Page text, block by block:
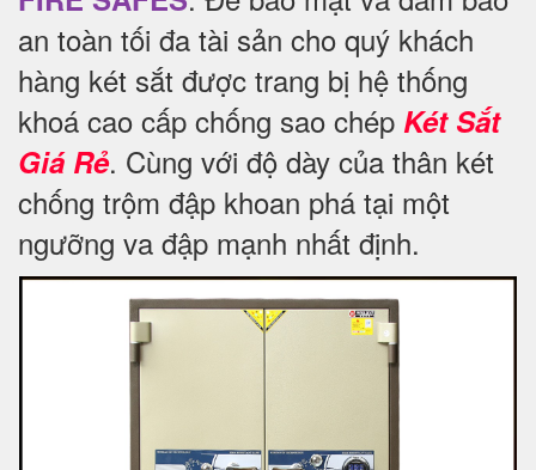
an toàn tối đa tài sản cho quý khách
hàng két sắt được trang bị hệ thống
khoá cao cấp chống sao chép Két Sắt
Giá Rẻ. Cùng với độ dày của thân két
chống trộm đập khoan phá tại một
ngưỡng va đập mạnh nhất định.